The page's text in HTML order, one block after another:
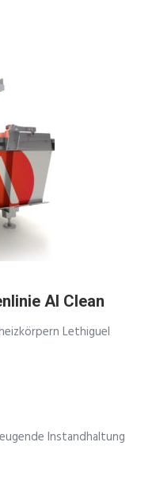
Al Clean
Lethiguel
Instandhaltung